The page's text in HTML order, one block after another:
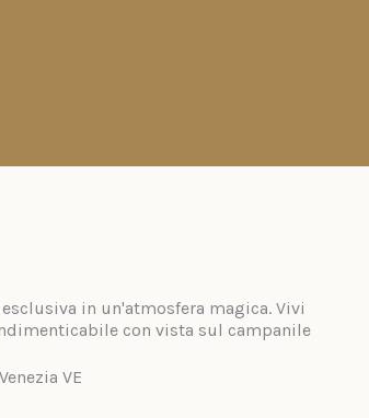
in un'atmosfera magica. Vivi
con vista sul campanile
VE